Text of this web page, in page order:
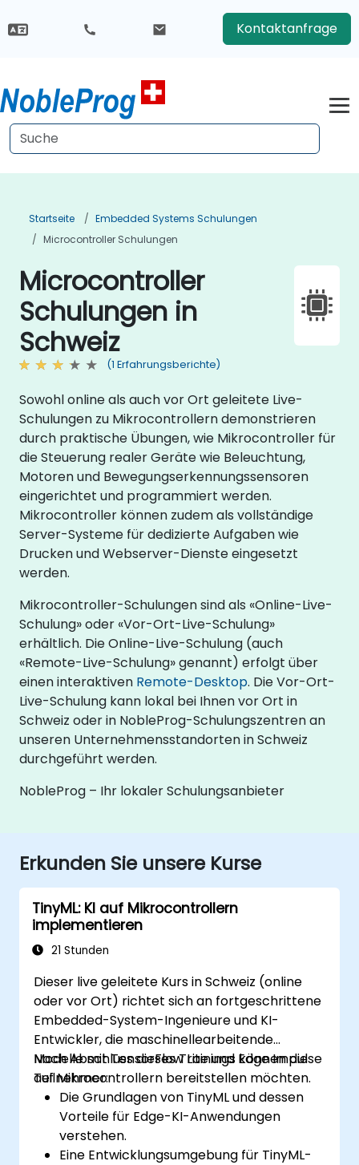
Kontaktanfrage
Startseite
Embedded Systems Schulungen
Microcontroller Schulungen
Microcontroller
Schulungen in
Schweiz
(1 Erfahrungsberichte)
Sowohl online als auch vor Ort geleitete Live-
Schulungen zu Mikrocontrollern demonstrieren
durch praktische Übungen, wie Mikrocontroller für
die Steuerung realer Geräte wie Beleuchtung,
Motoren und Bewegungserkennungssensoren
eingerichtet und programmiert werden.
Mikrocontroller können zudem als vollständige
Server-Systeme für dedizierte Aufgaben wie
Drucken und Webserver-Dienste eingesetzt
werden.
Mikrocontroller-Schulungen sind als «Online-Live-
Schulung» oder «Vor-Ort-Live-Schulung»
erhältlich. Die Online-Live-Schulung (auch
«Remote-Live-Schulung» genannt) erfolgt über
einen interaktiven Remote-Desktop. Die Vor-Ort-
Live-Schulung kann lokal bei Ihnen vor Ort in
Schweiz oder in NobleProg-Schulungszentren an
unseren Unternehmensstandorten in Schweiz
durchgeführt werden.
NobleProg – Ihr lokaler Schulungsanbieter
Erkunden Sie unsere Kurse
TinyML: KI auf Mikrocontrollern
implementieren
21 Stunden
Dieser live geleitete Kurs in Schweiz (online
oder vor Ort) richtet sich an fortgeschrittene
Embedded-System-Ingenieure und KI-
Entwickler, die maschinellearbeitende
Modelle mit TensorFlow Lite und Edge Impulse
auf Mikrocontrollern bereitstellen möchten.
Nach Abschluss dieses Trainings können die
Teilnehmer:
Die Grundlagen von TinyML und dessen
Vorteile für Edge-KI-Anwendungen
verstehen.
Eine Entwicklungsumgebung für TinyML-